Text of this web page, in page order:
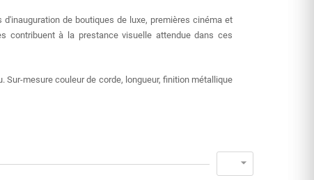
de boutiques de luxe, premières cinéma et
contribuent à la prestance visuelle attendue dans ces
mesure couleur de corde, longueur, finition métallique
